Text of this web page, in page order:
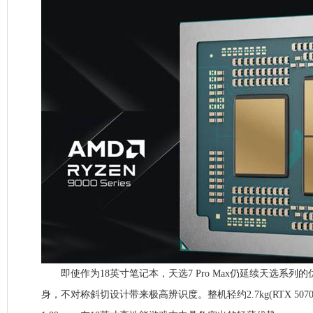
即使作为18英寸笔记本，天选7 Pro Max仍延续天选系列的
身，不对称斜切设计带来极高辨识度。整机轻约2.7kg(RTX